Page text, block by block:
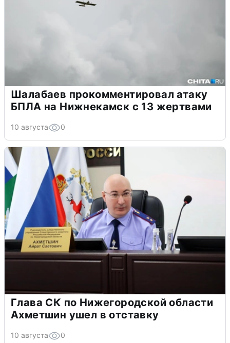
Шалабаев прокомментировал атаку
БПЛА на Нижнекамск с 13 жертвами
10 августа 0
Глава СК по Нижегородской области
Ахметшин ушел в отставку
10 августа 0